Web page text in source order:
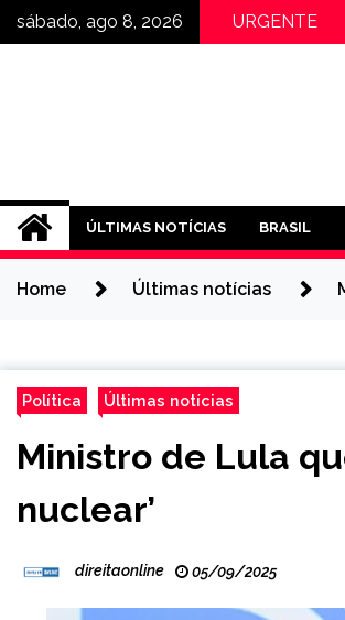
Skipsábado, ago 8, 2026 URGENTE
Gerdau faz demissão em
massa de trabalhadores no
Recife (PE)
ÚLTIMAS NOTÍCIAS BRASIL
Home Últimas notícias
Política Últimas notícias
Ministro de Lula
nuclear’
direitaonline 05/09/2025